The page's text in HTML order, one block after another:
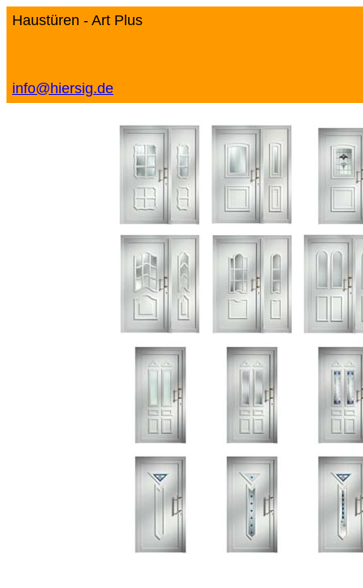
Haustüren - Art Plus
info@hiersig.de